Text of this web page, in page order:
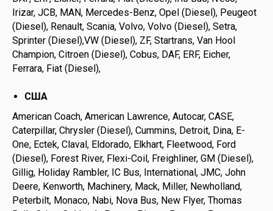
Irizar, JCB, MAN, Mercedes-Benz, Opel (Diesel), Peugeot
(Diesel), Renault, Scania, Volvo, Volvo (Diesel), Setra,
Sprinter (Diesel),VW (Diesel), ZF, Startrans, Van Hool
Champion, Citroen (Diesel), Cobus, DAF, ERF, Eicher,
Ferrara, Fiat (Diesel),
США
American Coach, American Lawrence, Autocar, CASE,
Caterpillar, Chrysler (Diesel), Cummins, Detroit, Dina, E-
One, Ectek, Claval, Eldorado, Elkhart, Fleetwood, Ford
(Diesel), Forest River, Flexi-Coil, Freighliner, GM (Diesel),
Gillig, Holiday Rambler, IC Bus, International, JMC, John
Deere, Kenworth, Machinery, Mack, Miller, Newholland,
Peterbilt, Monaco, Nabi, Nova Bus, New Flyer, Thomas